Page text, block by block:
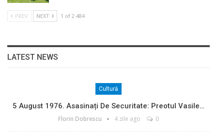
PREV NEXT 1 of 2.484
LATEST NEWS
Cultură
5 August 1976. Asasinați De Securitate: Preotul Vasile…
Florin Dobrescu 4 zile ago 0